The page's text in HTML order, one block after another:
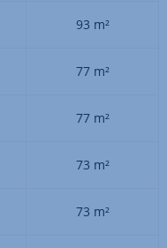
93 m²
77 m²
77 m²
73 m²
73 m²